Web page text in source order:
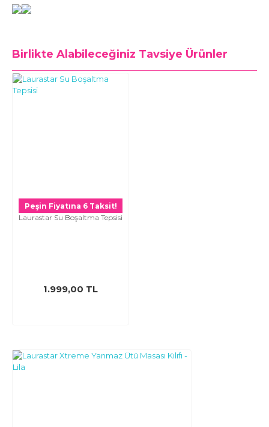
Birlikte Alabileceğiniz Tavsiye Ürünler
Peşin Fiyatına 6 Taksit!
Laurastar Su Boşaltma Tepsisi
1.999,00 TL